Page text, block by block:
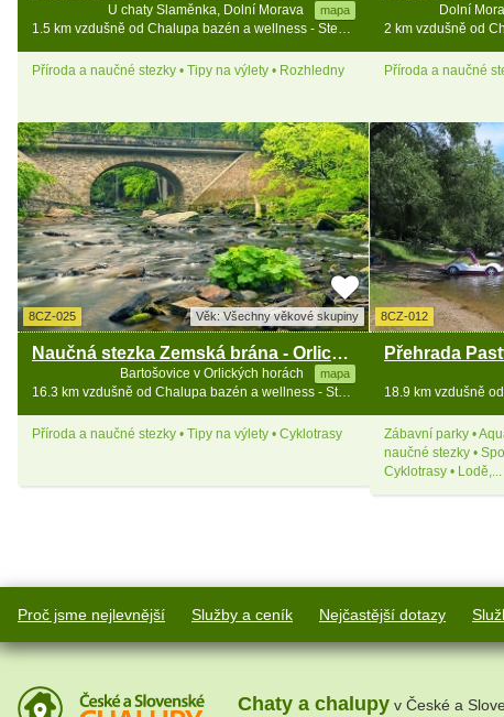
U chaty Slaměnka, Dolní Morava mapa
1.5 km vzdušně od Chalupa bazén a wellness - Stezka v oblacích
Příroda a naučné stezky • Tipy na výlety • Rozhledny
Dolní
Příroda a naučné
8CZ-025 Věk: Všechny věkové skupiny
Naučná stezka Zemská brána - Orlické hory
Bartošovice v Orlických horách mapa
16.3 km vzdušně od Chalupa bazén a wellness - Stezka v oblacích
Příroda a naučné stezky • Tipy na výlety • Cyklotrasy
8CZ-012
Zábavní parky •
naučné stezky •
Cyklotrasy • Lodě,...
Proč jsme nejlevnější Služby a ceník Nejčastější dotazy
Chaty a chalupy v České a